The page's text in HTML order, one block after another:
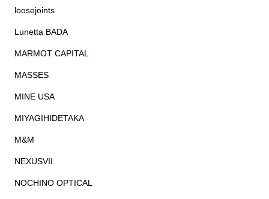
loosejoints
Lunetta BADA
MARMOT CAPITAL
MASSES
MINE USA
MIYAGIHIDETAKA
M&M
NEXUSVII.
NOCHINO OPTICAL